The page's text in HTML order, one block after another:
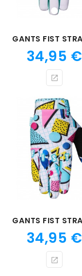
Blanc
Prix
34,95 €
Prix
34,95 €